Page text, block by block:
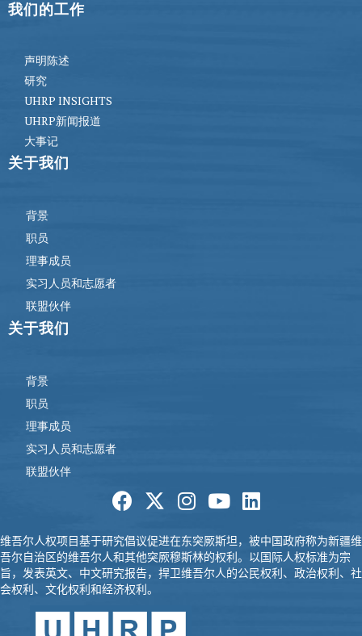
我们的工作
声明陈述
研究
UHRP INSIGHTS
UHRP新闻报道
大事记
关于我们
背景
职员
理事成员
实习人员和志愿者
联盟伙伴
关于我们
背景
职员
理事成员
实习人员和志愿者
联盟伙伴
维吾尔人权项目基于研究倡议促进在东突厥斯坦，被中国政府称为新疆维
吾尔自治区的维吾尔人和其他突厥穆斯林的权利。以国际人权标准为宗
旨，发表英文、中文研究报告， 捍卫维吾尔人的公民权利、政治权利、社
会权利、文化权利和经济权利。